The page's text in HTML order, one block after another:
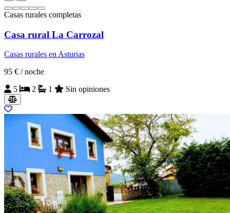
Casas rurales completas
Casa rural La Carrozal
Casas rurales en Asturias
95 € / noche
5
2 1 Sin opiniones